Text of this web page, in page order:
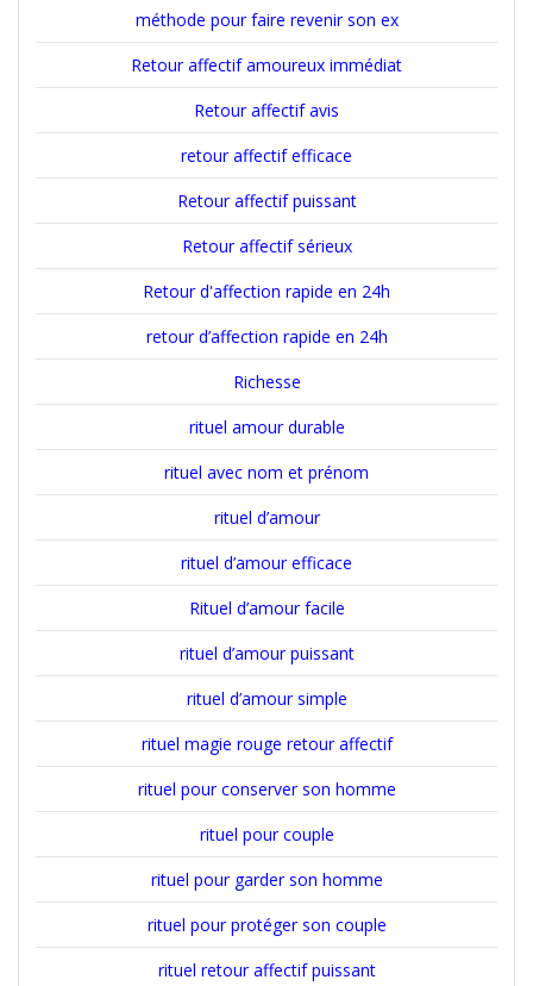
méthode pour faire revenir son ex
Retour affectif amoureux immédiat
Retour affectif avis
retour affectif efficace
Retour affectif puissant
Retour affectif sérieux
Retour d'affection rapide en 24h
retour d’affection rapide en 24h
Richesse
rituel amour durable
rituel avec nom et prénom
rituel d’amour
rituel d’amour efficace
Rituel d’amour facile
rituel d’amour puissant
rituel d’amour simple
rituel magie rouge retour affectif
rituel pour conserver son homme
rituel pour couple
rituel pour garder son homme
rituel pour protéger son couple
rituel retour affectif puissant